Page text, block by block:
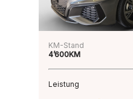
KM-Stand
4’600KM
Leistung